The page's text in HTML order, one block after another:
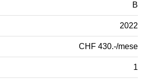
B
2022
CHF 430.-/mese
1